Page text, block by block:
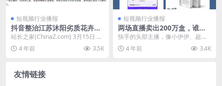
短视频行业播报
抖音整治江苏沐阳劣质花卉老
桩苗 情节严重将清退店铺
站长之家(ChinaZ.com) 3月15日 消
息:在抖音上，很多主播在直播卖
花...4 年前 3.5K
短视频行业播报
两场直播卖出200万盒，谁在
为瘦身产品买单
快手的头部主播，像小伊伊、超级
丹、芈姐、真姐、小佛爷等，都有
进行过以“瘦身专场”...
4 年前 3.4K
友情链接